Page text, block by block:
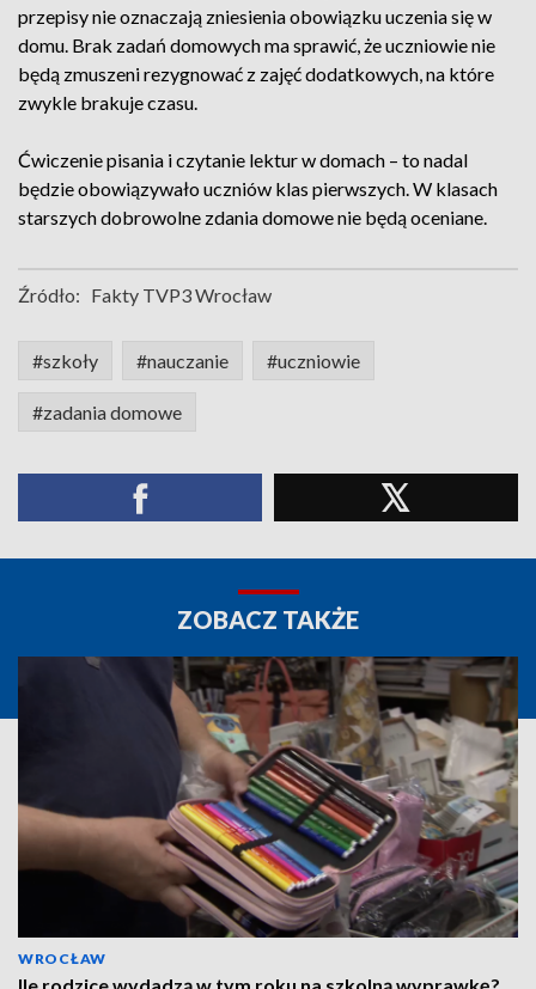
przepisy nie oznaczają zniesienia obowiązku uczenia się w
domu. Brak zadań domowych ma sprawić, że uczniowie nie
będą zmuszeni rezygnować z zajęć dodatkowych, na które
zwykle brakuje czasu.
Ćwiczenie pisania i czytanie lektur w domach – to nadal
będzie obowiązywało uczniów klas pierwszych. W klasach
starszych dobrowolne zdania domowe nie będą oceniane.
Źródło: Fakty TVP3 Wrocław
#szkoły #nauczanie #uczniowie
#zadania domowe
ZOBACZ TAKŻE
WROCŁAW